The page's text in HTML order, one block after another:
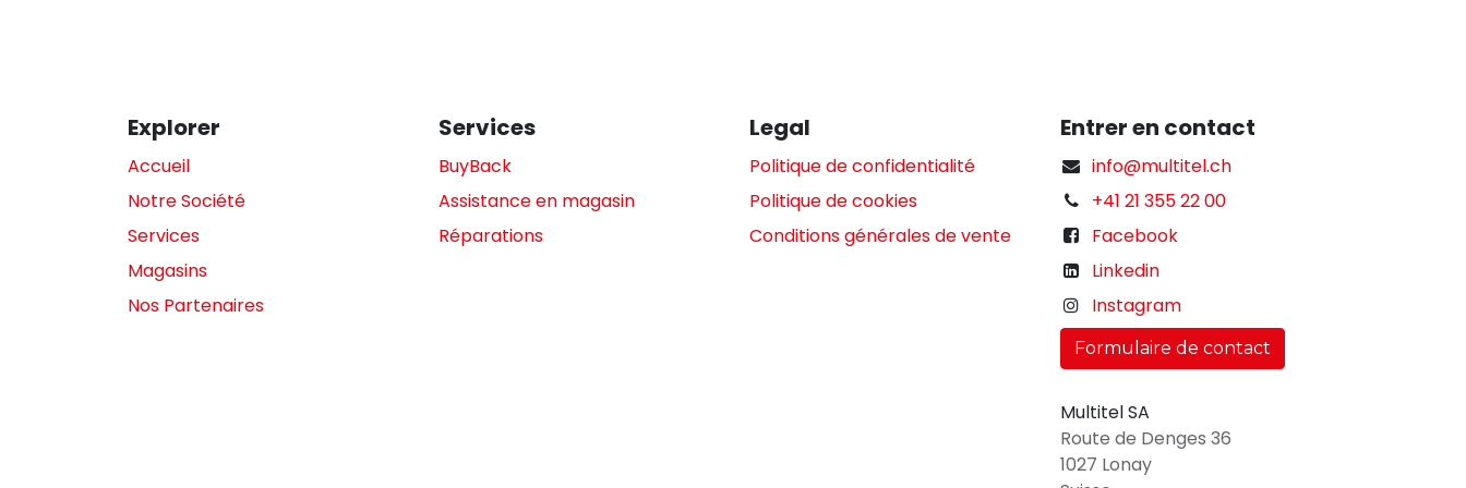
Explorer
Accueil
Notre Société
Services
Magasins
Nos Partenaires
Services
BuyBack
Assistance en magasin
Réparations
Legal
Politique de confidentialité
Politique de cookies
Conditions générales de vente
Entrer en contact
info@multitel.ch
+41 21 355 22 00
Facebook
Linkedin
Instagram
Formulaire de contact
Multitel SA
Route de Denges 36
1027 Lonay